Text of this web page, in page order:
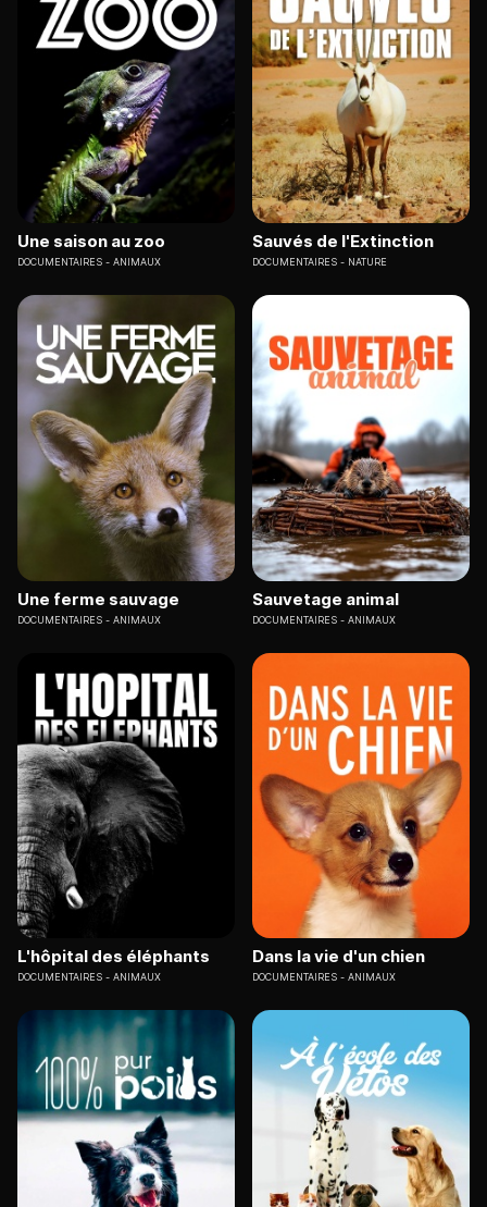
Une saison au zoo
DOCUMENTAIRES ANIMAUX
Sauvés de l'Extinction
DOCUMENTAIRES NATURE
Une ferme sauvage
DOCUMENTAIRES ANIMAUX
Sauvetage animal
DOCUMENTAIRES ANIMAUX
L'hôpital des éléphants
DOCUMENTAIRES ANIMAUX
Dans la vie d'un chien
DOCUMENTAIRES ANIMAUX